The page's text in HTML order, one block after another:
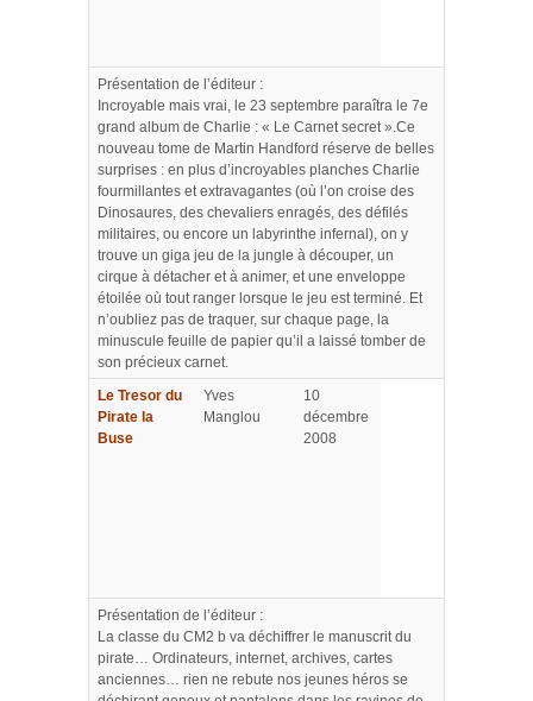
Présentation de l’éditeur :
Incroyable mais vrai, le 23 septembre paraîtra le 7e
grand album de Charlie : « Le Carnet secret ».Ce
nouveau tome de Martin Handford réserve de belles
surprises : en plus d’incroyables planches Charlie
fourmillantes et extravagantes (où l’on croise des
Dinosaures, des chevaliers enragés, des défilés
militaires, ou encore un labyrinthe infernal), on y
trouve un giga jeu de la jungle à découper, un
cirque à détacher et à animer, et une enveloppe
étoilée où tout ranger lorsque le jeu est terminé. Et
n’oubliez pas de traquer, sur chaque page, la
minuscule feuille de papier qu’il a laissé tomber de
son précieux carnet.
Le Tresor du
Pirate la
Buse
Yves
Manglou
10
décembre
2008
Présentation de l’éditeur :
La classe du CM2 b va déchiffrer le manuscrit du
pirate… Ordinateurs, internet, archives, cartes
anciennes… rien ne rebute nos jeunes héros se